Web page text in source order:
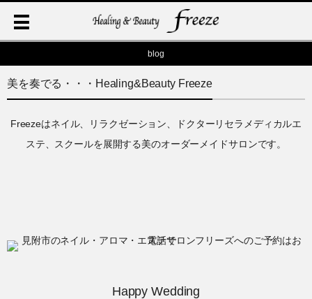
blog
美を奏でる・・・Healing&Beauty Freeze
Freezeはネイル、リラクゼーション、ドクターリセラメディカルエ
ステ、スクールを展開する美のオーダーメイドサロンです。
Happy Wedding